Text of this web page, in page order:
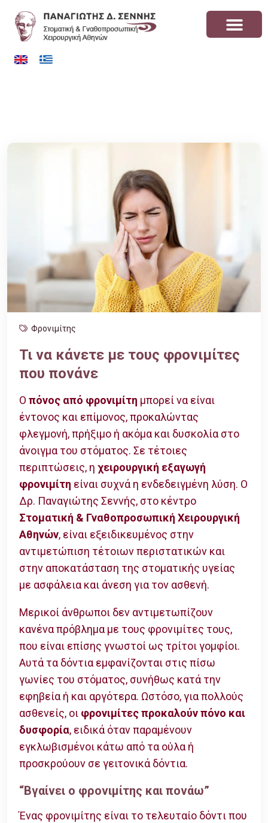
Φρονιμίτης
Τι να κάνετε με τους φρονιμίτες
που πονάνε
Ο πόνος από φρονιμίτη μπορεί να είναι
έντονος και επίμονος, προκαλώντας
φλεγμονή, πρήξιμο ή ακόμα και δυσκολία στο
άνοιγμα του στόματος. Σε τέτοιες
περιπτώσεις, η χειρουργική εξαγωγή
φρονιμίτη είναι συχνά η ενδεδειγμένη λύση. Ο
Δρ. Παναγιώτης Σεννής, στο κέντρο
Στοματική & Γναθοπροσωπική Χειρουργική
Αθηνών, είναι εξειδικευμένος στην
αντιμετώπιση τέτοιων περιστατικών και
στην αποκατάσταση της στοματικής υγείας
με ασφάλεια και άνεση για τον ασθενή.
Μερικοί άνθρωποι δεν αντιμετωπίζουν
κανένα πρόβλημα με τους φρονιμίτες τους,
που είναι επίσης γνωστοί ως τρίτοι γομφίοι.
Αυτά τα δόντια εμφανίζονται στις πίσω
γωνίες του στόματος, συνήθως κατά την
εφηβεία ή και αργότερα. Ωστόσο, για πολλούς
ασθενείς, οι φρονιμίτες προκαλούν πόνο και
δυσφορία, ειδικά όταν παραμένουν
εγκλωβισμένοι κάτω από τα ούλα ή
προσκρούουν σε γειτονικά δόντια.
“Βγαίνει ο φρονιμίτης και πονάω”
Ένας φρονιμίτης είναι το τελευταίο δόντι που